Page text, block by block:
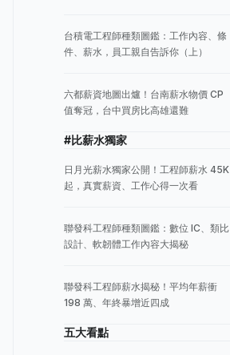
台積電工程師種類圖鑑：工作內容、條
件、薪水，員工親自告訴你（上）
六都薪資地圖出爐！台南薪水物價 CP
值奪冠，台中買房比高雄還難
#比薪水獨家
日月光薪水獨家公開！工程師薪水 45K
起，真實薪資、工作心得一次看
聯發科工程師種類圖鑑：數位 IC、類比
設計、軟韌體工作內容大揭秘
聯發科工程師薪水揭秘！平均年薪衝
198 萬、年終暴增近四成
五大看點